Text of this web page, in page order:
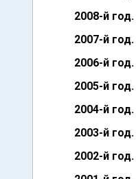
2008-й год.
2007-й год.
2006-й год.
2005-й год.
2004-й год.
2003-й год.
2002-й год.